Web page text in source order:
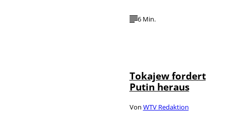
6 Min.
Tokajew fordert
Putin heraus
Von WTV Redaktion